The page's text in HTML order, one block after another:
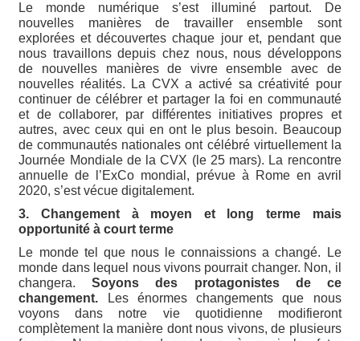
Le monde numérique s’est illuminé partout. De
nouvelles manières de travailler ensemble sont
explorées et découvertes chaque jour et, pendant que
nous travaillons depuis chez nous, nous développons
de nouvelles manières de vivre ensemble avec de
nouvelles réalités. La CVX a activé sa créativité pour
continuer de célébrer et partager la foi en communauté
et de collaborer, par différentes initiatives propres et
autres, avec ceux qui en ont le plus besoin. Beaucoup
de communautés nationales ont célébré virtuellement la
Journée Mondiale de la CVX (le 25 mars). La rencontre
annuelle de l’ExCo mondial, prévue à Rome en avril
2020, s’est vécue digitalement.
3. Changement à moyen et long terme mais
opportunité à court terme
Le monde tel que nous le connaissions a changé. Le
monde dans lequel nous vivons pourrait changer. Non, il
changera.Soyons des protagonistes de ce
changement. Les énormes changements que nous
voyons dans notre vie quotidienne modifieront
complètement la manière dont nous vivons, de plusieurs